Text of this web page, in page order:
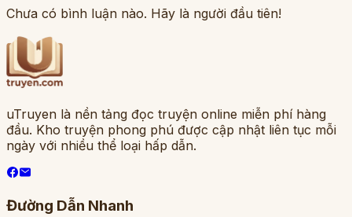
Chưa có bình luận nào. Hãy là người đầu tiên!
uTruyen là nền tảng đọc truyện online miễn phí hàng
đầu. Kho truyện phong phú được cập nhật liên tục mỗi
ngày với nhiều thể loại hấp dẫn.
Đường Dẫn Nhanh